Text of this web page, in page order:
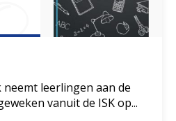
neemt leerlingen aan de
vanuit de ISK op...